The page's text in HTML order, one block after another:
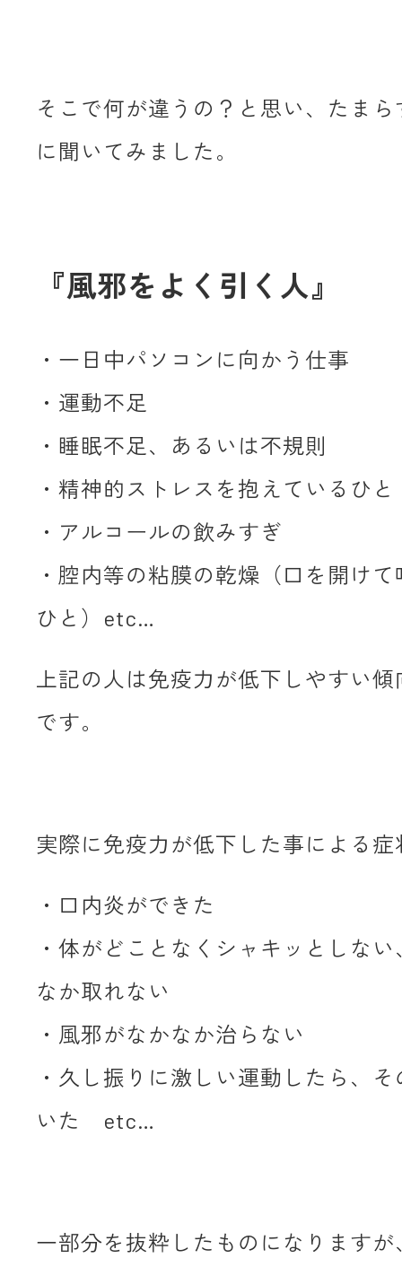
そこで何が違うの？と思い、たま
に聞いてみました。
『風邪をよく引く人』
・一日中パソコンに向かう仕事
・運動不足
・睡眠不足、あるいは不規則
・精神的ストレスを抱えているひと
・アルコールの飲みすぎ
・腔内等の粘膜の乾燥（口を開け
ひと）etc…
上記の人は免疫力が低下しやすい
です。
実際に免疫力が低下した事による症
・口内炎ができた
・体がどことなくシャキッとしな
なか取れない
・風邪がなかなか治らない
・久し振りに激しい運動したら、
いた etc…
一部分を抜粋したものになります